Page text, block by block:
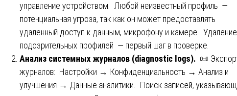
управление устройством. Любой неизвестный профиль —
потенциальная угроза, так как он может предоставлять
удаленный доступ к данным, микрофону и камере. Удаление
подозрительных профилей — первый шаг в проверке.
Анализ системных журналов (diagnostic logs). 📜
журналов: Настройки → Конфиденциальность → Анализ и
улучшения → Данные аналитики. Поиск записей,